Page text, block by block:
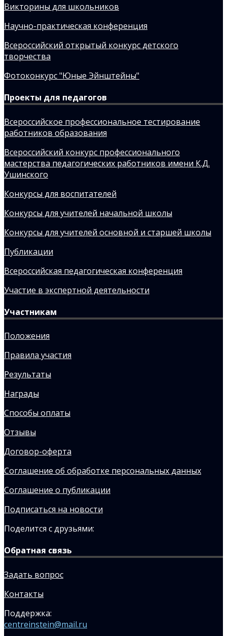
Викторины для школьников
Научно-практическая конференция
Всероссийский открытый конкурс детского
творчества
Фотоконкурс "Юные Эйнштейны"
Проекты для педагогов
Всероссийское профессиональное тестирование
работников образования
Всероссийский конкурс профессионального
мастерства педагогических работников имени К.Д.
Ушинского
Конкурсы для воспитателей
Конкурсы для учителей начальной школы
Конкурсы для учителей основной и старшей школы
Публикации
Всероссийская педагогическая конференция
Участие в экспертной деятельности
Участникам
Положения
Правила участия
Результаты
Награды
Способы оплаты
Отзывы
Договор-оферта
Соглашение об обработке персональных данных
Соглашение о публикации
Подписаться на новости
Поделится с друзьями:
Обратная связь
Задать вопрос
Контакты
Поддержка:
centreinstein@mail.ru